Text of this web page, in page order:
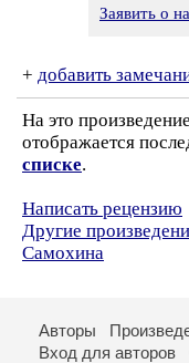
Заявить о
+ добавить
На это
отображается
списке.
Написать рецензию
Другие
Самохина
Авторы
Вход для авторов